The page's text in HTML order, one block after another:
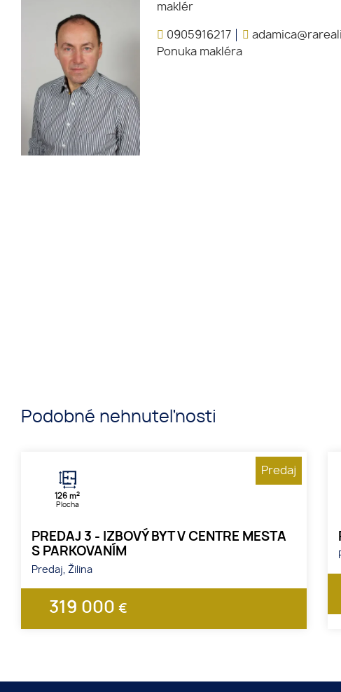
maklér
0905916217
Ponuka makléra
Podobné nehnuteľnosti
126 m2
Plocha
PREDAJ 3 - IZBOVÝ BYT V CENTRE MESTA
S PARKOVANÍM
Predaj, Žilina
319 000 €
Predaj